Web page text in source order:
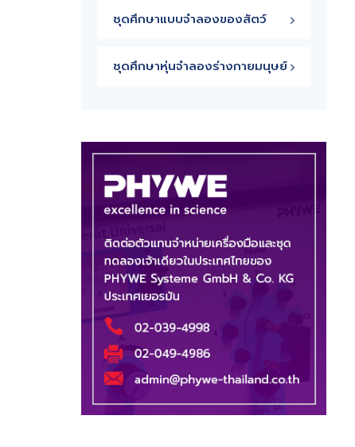
ชุดศึกษาแบบจำลองของสัตว์
ชุดศึกษาหุ่นจำลองร่างกายมนุษย์